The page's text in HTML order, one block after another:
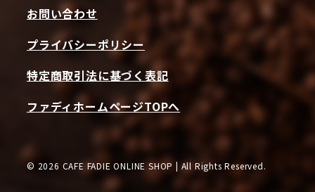
お問い合わせ
プライバシーポリシー
特定商取引法に基づく表記
ファディホームページTOPへ
© 2026 CAFE FADIE ONLINE SHOP | All Rights Reserved.